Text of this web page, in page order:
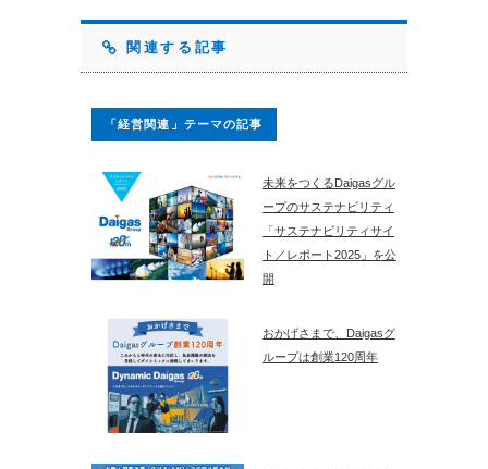
関連する記事
「経営関連」テーマの記事
未来をつくるDaigasグル
ープのサステナビリティ
「サステナビリティサイ
ト／レポート2025」を公
開
おかげさまで、Daigasグ
ループは創業120周年